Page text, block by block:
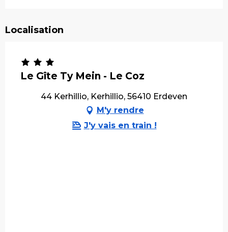
Localisation
Le Gîte Ty Mein - Le Coz
44 Kerhillio, Kerhillio, 56410 Erdeven
M'y rendre
J'y vais en train !